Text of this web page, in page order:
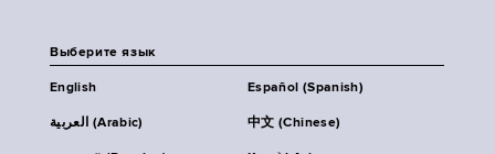
Выберите язык
English Español (Spanish)
العربية (Arabic) 中文 (Chinese)